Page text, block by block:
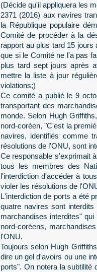
(Décide qu'il appliquera les
2371 (2016) aux navires
la République populaire
Comité de procéder à la
rapport au plus tard 15 jours
que si le Comité ne l'a pas
plus tard sept jours après
mettre la liste à jour
violations;)
Ce comité a publié le 9
transportant des
monde. Selon Hugh
nord-coréen, "C'est la
navires, identifiés comme
résolutions de l'ONU, sont
Ce responsable s'exprimait
tous les membres des
l'interdiction d'accéder à
violer les résolutions de
L'interdiction de ports a été
quatre navires sont
marchandises interdites"
nord-coréens,
l'ONU.
Toujours selon Hugh
dire un gel d'avoirs ou une
ports". On notera la subtilité